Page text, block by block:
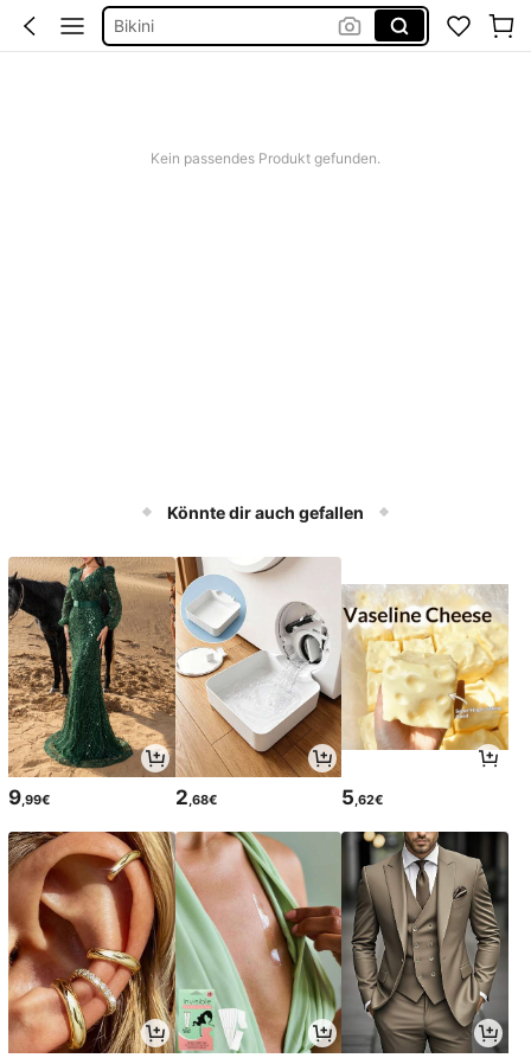
Bikini Set Damen
Kein passendes Produkt gefunden.
Könnte dir auch gefallen
9 ,99€ 2 ,68€ 5 ,62€